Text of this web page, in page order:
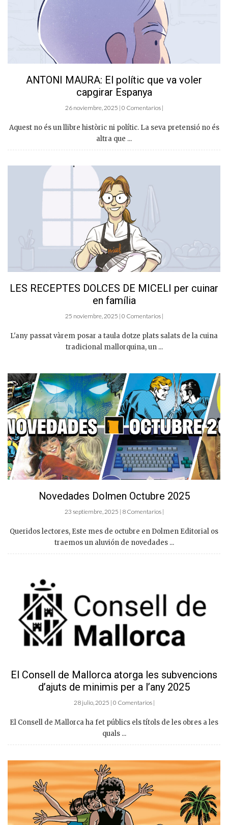
ANTONI MAURA: El polític que va voler
capgirar Espanya
26 noviembre, 2025 | 0 Comentarios |
Aquest no és un llibre històric ni polític. La seva pretensió no és
altra que ...
LES RECEPTES DOLCES DE MICELI per cuinar
en família
25 noviembre, 2025 | 0 Comentarios |
L'any passat vàrem posar a taula dotze plats salats de la cuina
tradicional mallorquina, un ...
Novedades Dolmen Octubre 2025
23 septiembre, 2025 | 8 Comentarios |
Queridos lectores, Este mes de octubre en Dolmen Editorial os
traemos un aluvión de novedades ...
El Consell de Mallorca atorga les subvencions
d’ajuts de minimis per a l’any 2025
28 julio, 2025 | 0 Comentarios |
El Consell de Mallorca ha fet públics els títols de les obres a les
quals ...